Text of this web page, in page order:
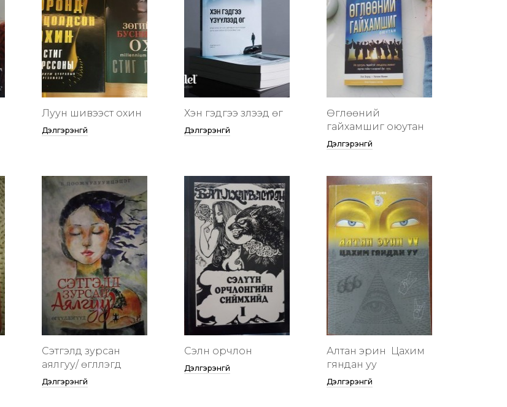
Луун шивээст охин
Дэлгэрэнгүй
Хэн гэдгээ үзүүлээд өг
Дэлгэрэнгүй
Өглөөний
гайхамшиг оюутан
Дэлгэрэнгүй
Сэтгэлд зурсан
аялгуу/ өгүүллэгүүд
Дэлгэрэнгүй
Сэлүүн орчлон
Дэлгэрэнгүй
Алтан эрин үү Цахим
гяндан уу
Дэлгэрэнгүй